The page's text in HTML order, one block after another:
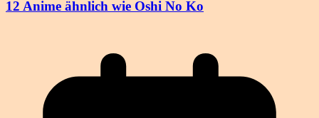
12 Anime ähnlich wie Oshi No Ko